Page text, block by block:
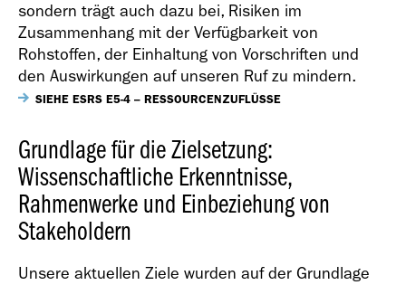
sondern trägt auch dazu bei, Risiken im
Zusammenhang mit der Verfügbarkeit von
Rohstoffen, der Einhaltung von Vorschriften und
den Auswirkungen auf unseren Ruf zu mindern.
SIEHE ESRS E5-4 – RESSOURCENZUFLÜSSE
Grundlage für die Zielsetzung:
Wissenschaftliche Erkenntnisse,
Rahmenwerke und Einbeziehung von
Stakeholdern
Unsere aktuellen Ziele wurden auf der Grundlage